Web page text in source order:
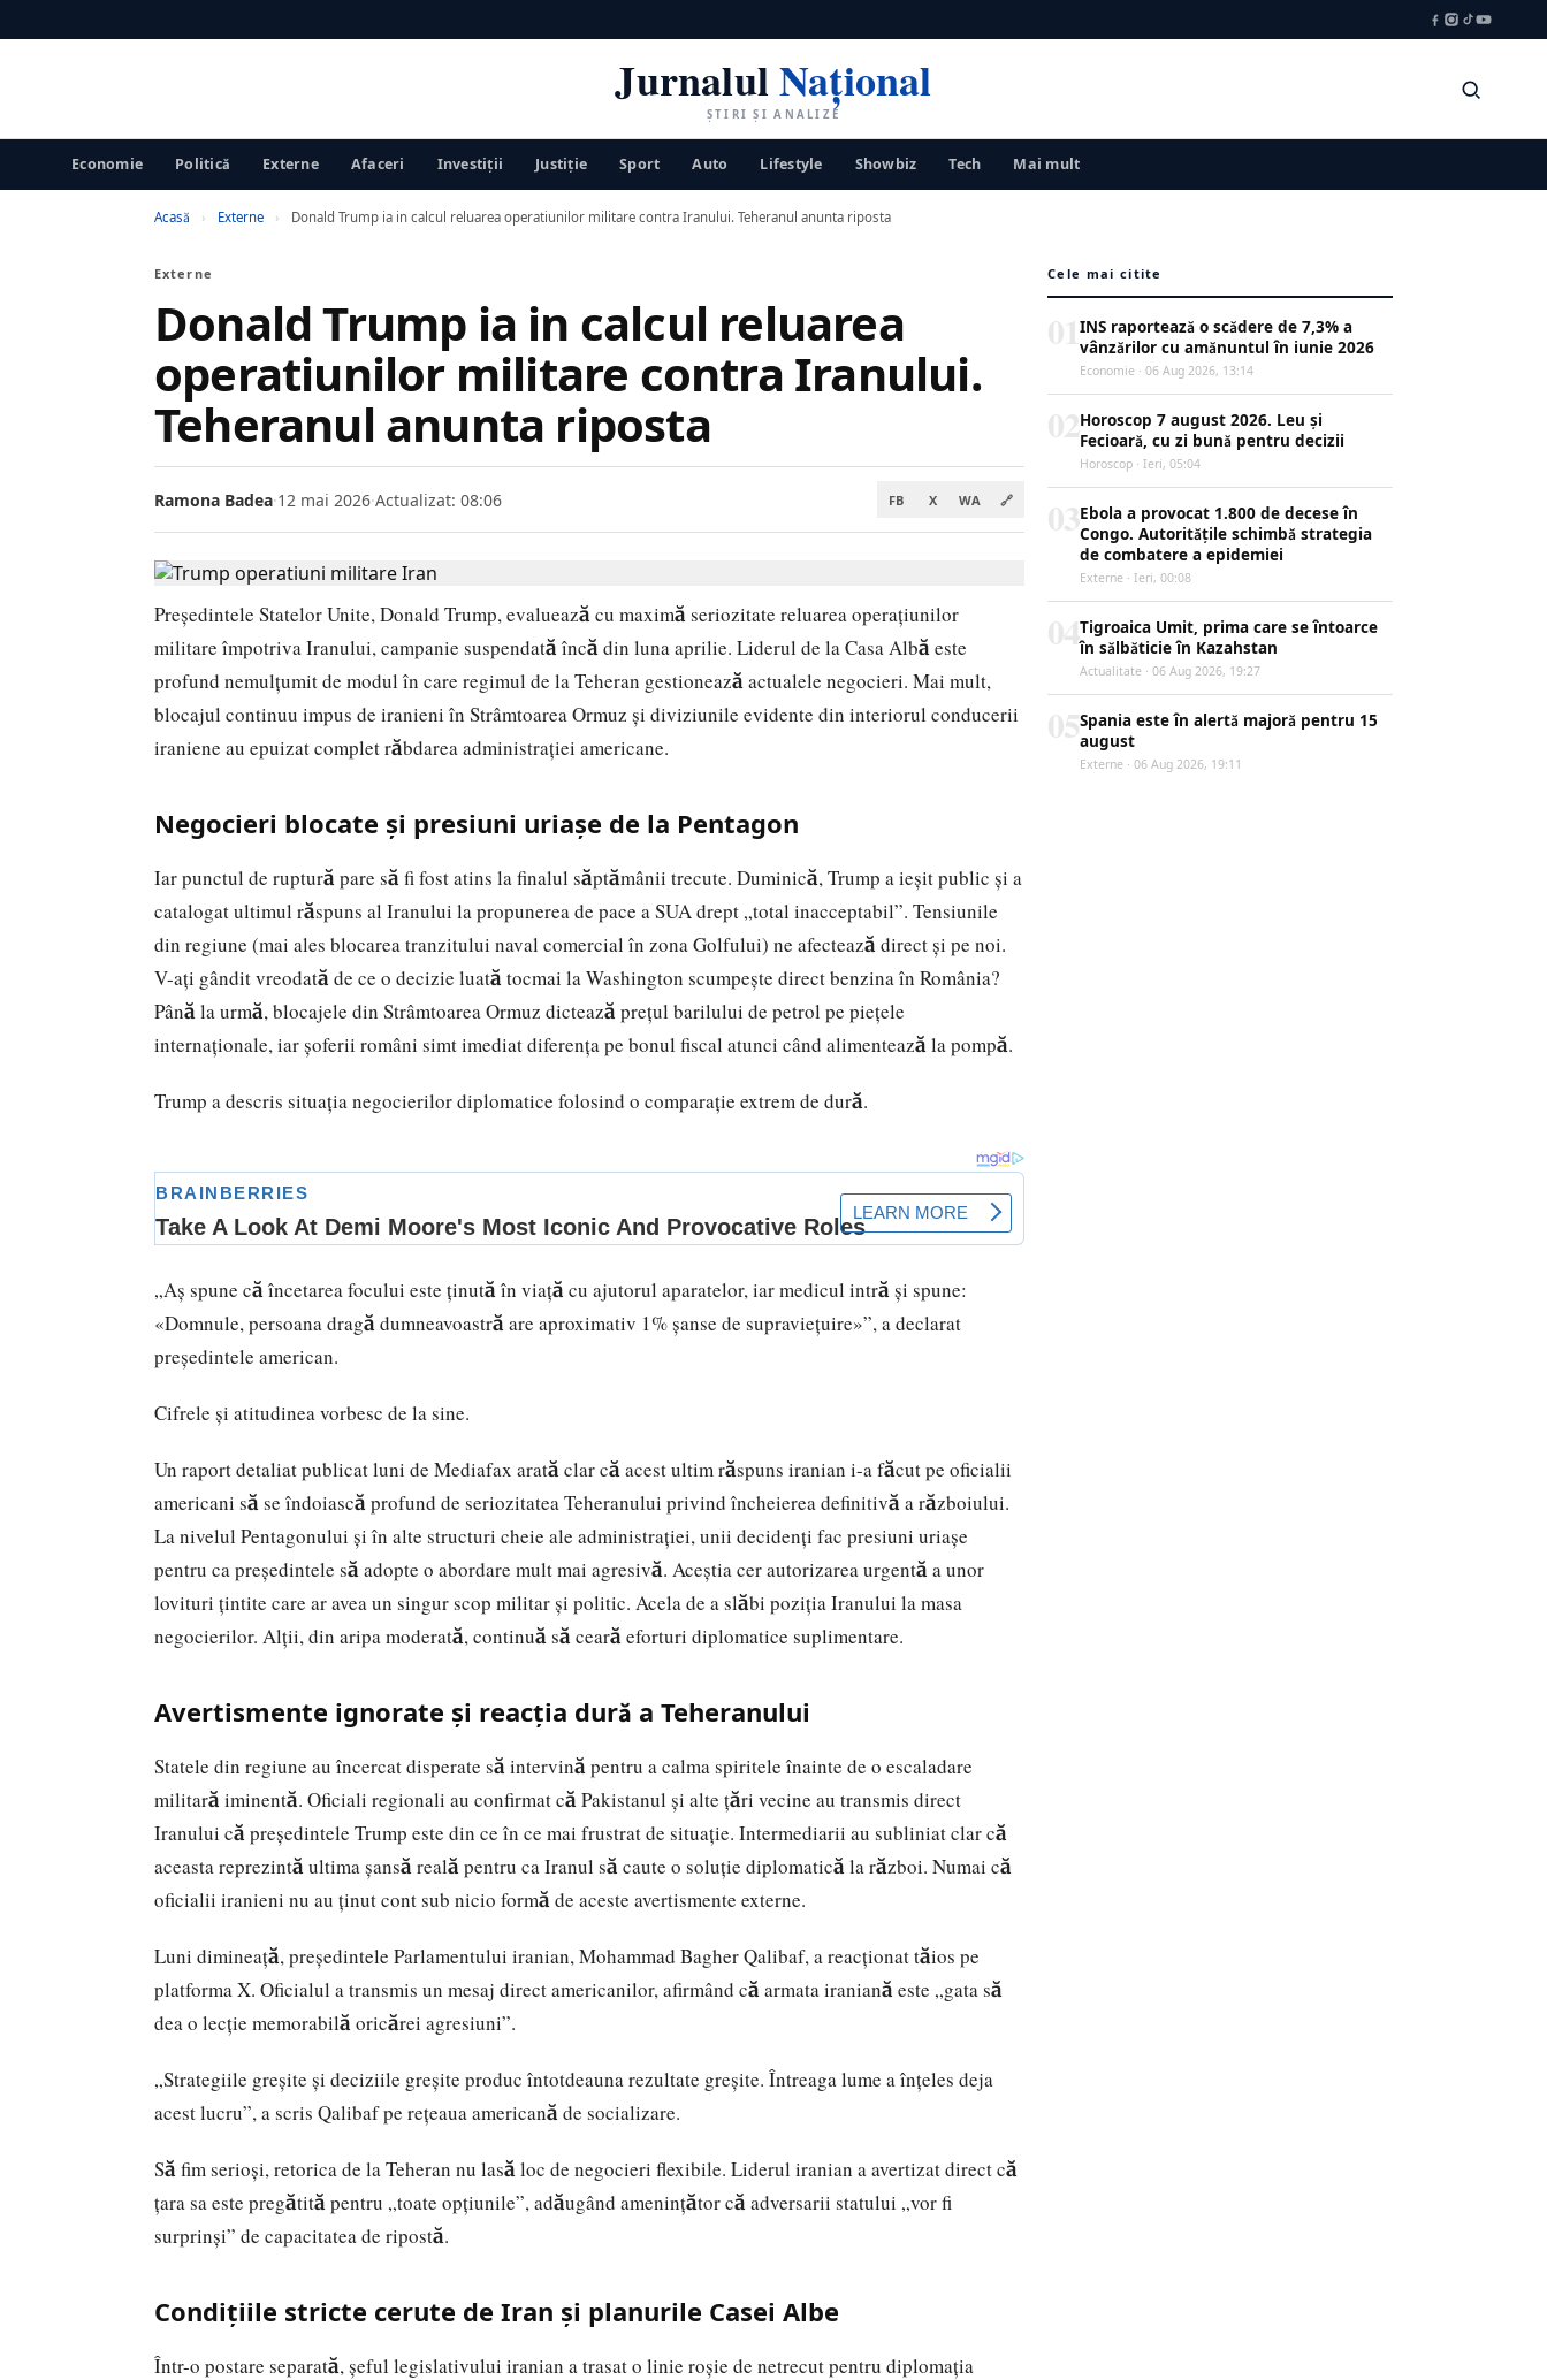
JurnalulNațional
ȘTIRI ȘI ANALIZE
Economie Politică Externe Afaceri Investiții Justiţie Sport Auto Lifestyle Showbiz Tech Mai mult
Acasă › Externe › Donald Trump ia in calcul reluarea operatiunilor militare contra Iranului. Teheranul anunta riposta
Externe
Donald Trump ia in calcul reluarea
operatiunilor militare contra Iranului.
Teheranul anunta riposta
Ramona Badea·12 mai 2026·Actualizat: 08:06 FB X WA 🔗
Președintele Statelor Unite, Donald Trump, evaluează cu maximă seriozitate reluarea operațiunilor
militare împotriva Iranului, campanie suspendată încă din luna aprilie. Liderul de la Casa Albă este
profund nemulțumit de modul în care regimul de la Teheran gestionează actualele negocieri. Mai mult,
blocajul continuu impus de iranieni în Strâmtoarea Ormuz și diviziunile evidente din interiorul conducerii
iraniene au epuizat complet răbdarea administrației americane.
Negocieri blocate și presiuni uriașe de la Pentagon
Iar punctul de ruptură pare să fi fost atins la finalul săptămânii trecute. Duminică, Trump a ieșit public și a
catalogat ultimul răspuns al Iranului la propunerea de pace a SUA drept „total inacceptabil”. Tensiunile
din regiune (mai ales blocarea tranzitului naval comercial în zona Golfului) ne afectează direct și pe noi.
V-ați gândit vreodată de ce o decizie luată tocmai la Washington scumpește direct benzina în România?
Până la urmă, blocajele din Strâmtoarea Ormuz dictează prețul barilului de petrol pe piețele
internaționale, iar șoferii români simt imediat diferența pe bonul fiscal atunci când alimentează la pompă.
Trump a descris situația negocierilor diplomatice folosind o comparație extrem de dură.
„Aș spune că încetarea focului este ținută în viață cu ajutorul aparatelor, iar medicul intră și spune:
«Domnule, persoana dragă dumneavoastră are aproximativ 1% șanse de supraviețuire»”, a declarat
președintele american.
Cifrele și atitudinea vorbesc de la sine.
Un raport detaliat publicat luni de Mediafax arată clar că acest ultim răspuns iranian i-a făcut pe oficialii
americani să se îndoiască profund de seriozitatea Teheranului privind încheierea definitivă a războiului.
La nivelul Pentagonului și în alte structuri cheie ale administrației, unii decidenți fac presiuni uriașe
pentru ca președintele să adopte o abordare mult mai agresivă. Aceștia cer autorizarea urgentă a unor
lovituri țintite care ar avea un singur scop militar și politic. Acela de a slăbi poziția Iranului la masa
negocierilor. Alții, din aripa moderată, continuă să ceară eforturi diplomatice suplimentare.
Avertismente ignorate și reacția dură a Teheranului
Statele din regiune au încercat disperate să intervină pentru a calma spiritele înainte de o escaladare
militară iminentă. Oficiali regionali au confirmat că Pakistanul și alte țări vecine au transmis direct
Iranului că președintele Trump este din ce în ce mai frustrat de situație. Intermediarii au subliniat clar că
aceasta reprezintă ultima șansă reală pentru ca Iranul să caute o soluție diplomatică la război. Numai că
oficialii iranieni nu au ținut cont sub nicio formă de aceste avertismente externe.
Luni dimineață, președintele Parlamentului iranian, Mohammad Bagher Qalibaf, a reacționat tăios pe
platforma X. Oficialul a transmis un mesaj direct americanilor, afirmând că armata iraniană este „gata să
dea o lecție memorabilă oricărei agresiuni”.
„Strategiile greșite și deciziile greșite produc întotdeauna rezultate greșite. Întreaga lume a înțeles deja
acest lucru”, a scris Qalibaf pe rețeaua americană de socializare.
Să fim serioși, retorica de la Teheran nu lasă loc de negocieri flexibile. Liderul iranian a avertizat direct că
țara sa este pregătită pentru „toate opțiunile”, adăugând amenințător că adversarii statului „vor fi
surprinși” de capacitatea de ripostă.
Condițiile stricte cerute de Iran și planurile Casei Albe
Într-o postare separată, șeful legislativului iranian a trasat o linie roșie de netrecut pentru diplomația
Cele mai citite
INS raportează o scădere de 7,3% a
vânzărilor cu amănuntul în iunie 2026
Economie · 06 Aug 2026, 13:14
Horoscop 7 august 2026. Leu și
Fecioară, cu zi bună pentru decizii
Horoscop · Ieri, 05:04
Ebola a provocat 1.800 de decese în
Congo. Autoritățile schimbă strategia
de combatere a epidemiei
Externe · Ieri, 00:08
04Tigroaica Umit, prima care se întoarce
în sălbăticie în Kazahstan
Actualitate · 06 Aug 2026, 19:27
Spania este în alertă majoră pentru 15
august
Externe · 06 Aug 2026, 19:11